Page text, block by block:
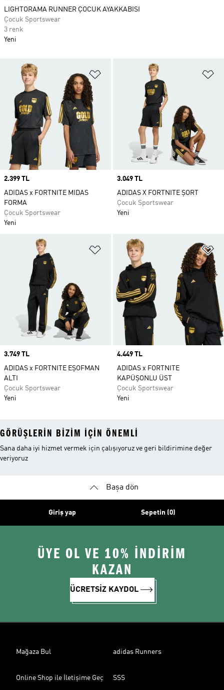
Favori Listesine Ekle
Price
2.399 TL
ADIDAS x FORTNITE MIDAS
FORMA
Çocuk Sportswear
Yeni
Price
3.049 TL
ADIDAS X FORTNITE ŞORT
Çocuk Sportswear
Yeni
Favori Listesine Ekle
Price
3.749 TL
ADIDAS x FORTNITE EŞOFMAN
ALTI
Çocuk Sportswear
Yeni
Price
4.449 TL
ADIDAS x FORTNITE
KAPÜŞONLU ÜST
Çocuk Sportswear
Yeni
LIGHTORAMA RUNNER ÇOCUK AYAKKABISI
Çocuk Sportswear
3 renk
Yeni
GÖRÜŞLERIN BIZIM IÇIN ÖNEMLI
Sana daha iyi hizmet vermek için çalışıyoruz ve geri bildirimine değer
veriyoruz
Başa dön
Giriş yap Sepetin (0)
ÜYE OL VE 10% İNDİRİM
KAZAN
ÜCRETSİZ KAYDOL
Mağaza Bul adidas Runners
Online Shop ile İletişime Geç SSS